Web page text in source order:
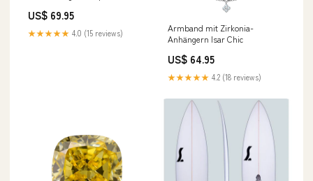
US$ 69.95
★★★★★ 4.0 (15 reviews)
Armband mit Zirkonia-
Anhängern Isar Chic
US$ 64.95
★★★★★ 4.2 (18 reviews)